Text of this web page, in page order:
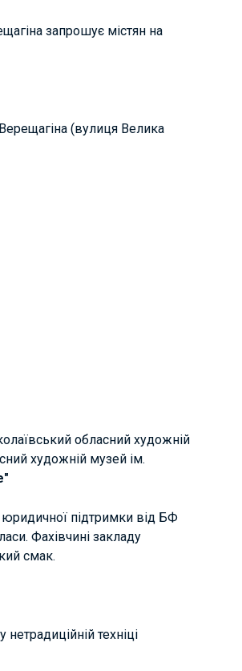
запрошує містян на
(вулиця Велика
обласний художній
художній музей ім.
юридичної підтримки від БФ
Фахівчині закладу
смак.
техніці